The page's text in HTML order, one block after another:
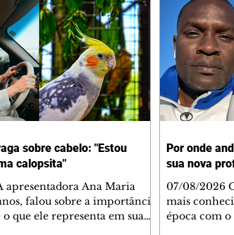
sobre cabelo: "Estou
calopsita"
Ana Maria
falou sobre a importância
que ele representa em sua
Por onde
sua nova
07/08/2026
mais
época com o